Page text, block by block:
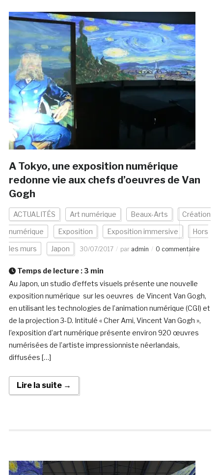
A Tokyo, une exposition numérique
redonne vie aux chefs d’oeuvres de Van
Gogh
ACTUALITÉS Art numérique Beaux-Arts Création
numérique Exposition Exposition immersive Hors
les murs Japon 30/07/2017 par admin 0 commentaire
Temps de lecture : 3 min
Au Japon, un studio d’effets visuels présente une nouvelle
exposition numérique sur les oeuvres de Vincent Van Gogh,
en utilisant les technologies de l’animation numérique (CGI) et
de la projection 3-D. Intitulé « Cher Ami, Vincent Van Gogh »,
l’exposition d’art numérique présente environ 920 œuvres
numérisées de l’artiste impressionniste néerlandais,
diffusées […]
Lire la suite →